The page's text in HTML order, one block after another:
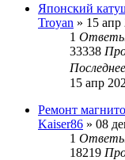
Японский
Troyan » 15 апр
1
33338
15 апр
Ремонт
Kaiser86 » 08
1
18219